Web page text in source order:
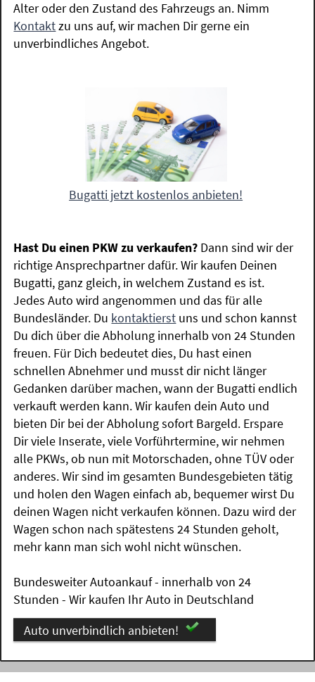
Alter oder den Zustand des Fahrzeugs an. Nimm
Kontaktzu uns auf, wir machen Dir gerne ein
unverbindliches Angebot.
Bugatti jetzt kostenlos anbieten!
Hast Du einen PKW zu verkaufen? Dann sind wir der
richtige Ansprechpartner dafür. Wir kaufen Deinen
Bugatti, ganz gleich, in welchem Zustand es ist.
Jedes Auto wird angenommen und das für alle
Bundesländer. Du kontaktierst uns und schon kannst
Du dich über die Abholung innerhalb von 24 Stunden
freuen. Für Dich bedeutet dies, Du hast einen
schnellen Abnehmer und musst dir nicht länger
Gedanken darüber machen, wann der Bugatti endlich
verkauft werden kann. Wir kaufen dein Auto und
bieten Dir bei der Abholung sofort Bargeld. Erspare
Dir viele Inserate, viele Vorführtermine, wir nehmen
alle PKWs, ob nun mit Motorschaden, ohne TÜV oder
anderes. Wir sind im gesamten Bundesgebieten tätig
und holen den Wagen einfach ab, bequemer wirst Du
deinen Wagen nicht verkaufen können. Dazu wird der
Wagen schon nach spätestens 24 Stunden geholt,
mehr kann man sich wohl nicht wünschen.
Bundesweiter Autoankauf - innerhalb von 24
Stunden - Wir kaufen Ihr Auto in Deutschland
Auto unverbindlich anbieten!